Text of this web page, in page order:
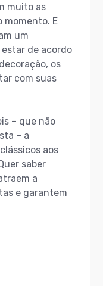
muito as
momento. E
um
de acordo
os
com suas
– que não
– a
aos
saber
a
e garantem